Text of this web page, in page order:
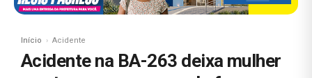
Início Acidente
Acidente na BA-263 deixa mulher